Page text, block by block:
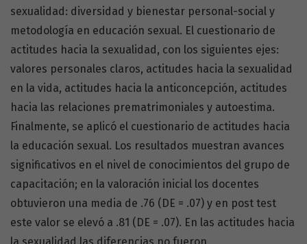
sexualidad: diversidad y bienestar personal-social y
metodología en educación sexual. El cuestionario de
actitudes hacia la sexualidad, con los siguientes ejes:
valores personales claros, actitudes hacia la sexualidad
en la vida, actitudes hacia la anticoncepción, actitudes
hacia las relaciones prematrimoniales y autoestima.
Finalmente, se aplicó el cuestionario de actitudes hacia
la educación sexual. Los resultados muestran avances
significativos en el nivel de conocimientos del grupo de
capacitación; en la valoración inicial los docentes
obtuvieron una media de .76 (DE = .07) y en post test
este valor se elevó a .81 (DE = .07). En las actitudes hacia